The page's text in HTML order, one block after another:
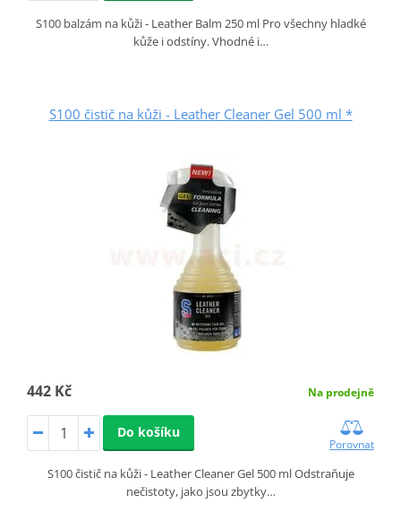
S100 balzám na kůži - Leather Balm 250 ml Pro všechny hladké
kůže i odstíny. Vhodné i…
S100 čistič na kůži - Leather Cleaner Gel 500 ml *
442 Kč Na prodejně
Do košíku
Porovnat
S100 čistič na kůži - Leather Cleaner Gel 500 ml Odstraňuje
nečistoty, jako jsou zbytky…